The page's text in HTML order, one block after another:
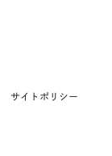
サイトポリシー